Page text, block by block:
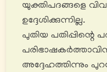
യുക്തിപദങ്ങളെ
ഉദ്ദേശിക്കുന്നില്ല.
പുതിയ പതിപ്പിന്റെ
അദ്ദേഹത്തിന്നും